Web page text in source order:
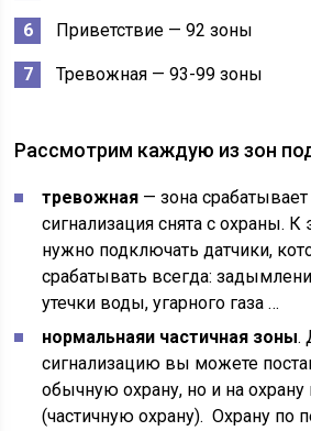
Приветствие — 92 зоны
Тревожная — 93-99 зоны
Рассмотрим каждую из зон
тревожная — зона
сигнализация снята с охраны. К
нужно подключать датчики,
срабатывать всегда:
утечки воды, угарного газа …
нормальнаяи частичная зоны.
сигнализацию вы можете
обычную охрану, но и на
(частичную охрану). Охрану по